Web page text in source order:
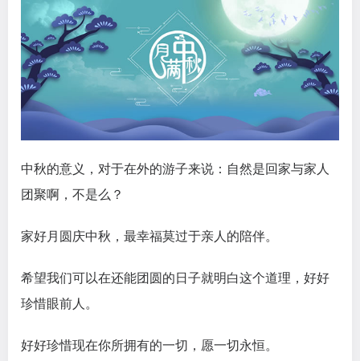
中秋的意义，对于在外的游子来说：自然是回家与家人
团聚啊，不是么？
家好月圆庆中秋，最幸福莫过于亲人的陪伴。
希望我们可以在还能团圆的日子就明白这个道理，好好
珍惜眼前人。
好好珍惜现在你所拥有的一切，愿一切永恒。